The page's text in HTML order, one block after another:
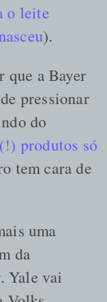
o leite
).
que a Bayer
pressionar
do
produtos só
tem cara de
uma
da
Yale vai